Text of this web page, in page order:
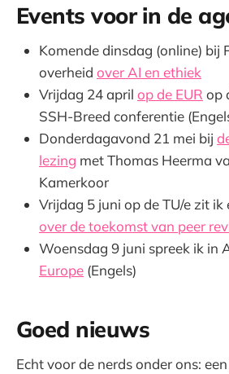
Events voor in de
Komende dinsdag (online) bij
overheid over AI en ethiek
Vrijdag 24 april op de EUR op
SSH-Breed conferentie
Donderdagavond 21 mei bij
lezing met Thomas Heerma
Kamerkoor
Vrijdag 5 juni op de TU/e zit ik
over de toekomst van peer
Woensdag 9 juni spreek ik in
Europe (Engels)
Goed nieuws
Echt voor de nerds onder ons: